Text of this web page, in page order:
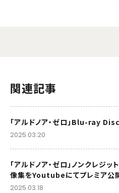
関連記事
「アルドノア・ゼロ」Blu-ray
2025.03.20
「アルドノア・ゼロ」ノンクレジ
像集をYoutubeにてプレミア公
2025.03.18